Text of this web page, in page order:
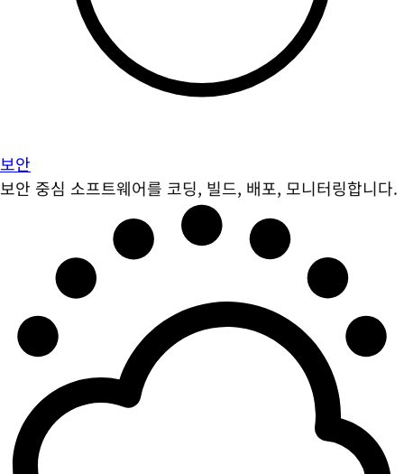
보안
보안 중심 소프트웨어를 코딩, 빌드, 배포, 모니터링합니다.